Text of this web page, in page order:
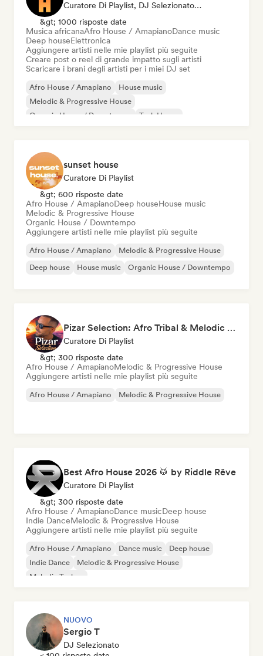
Curatore Di Playlist, DJ Selezionato, Social Media Influencer
&gt; 1000 risposte date
Musica africanaAfro House / AmapianoDance music
Deep houseElettronica
Aggiungere artisti nelle mie playlist più seguite
Creare post o reel di grande impatto sugli artisti
Scaricare i brani degli artisti per i miei DJ set
Afro House / Amapiano
House music
Melodic & Progressive House
Organic House / Downtempo
Tech House
sunset house
Curatore Di Playlist
&gt; 600 risposte date
Afro House / AmapianoDeep houseHouse music
Melodic & Progressive House
Organic House / Downtempo
Aggiungere artisti nelle mie playlist più seguite
Afro House / Amapiano
Melodic & Progressive House
Deep house
House music Organic House / Downtempo
Pizar Selection: Afro Tribal & Melodic House
Curatore Di Playlist
&gt; 300 risposte date
Afro House / AmapianoMelodic & Progressive House
Aggiungere artisti nelle mie playlist più seguite
Afro House / Amapiano Melodic & Progressive House
Best Afro House 2026 🥁 by Riddle Rêve
Curatore Di Playlist
&gt; 300 risposte date
Afro House / AmapianoDance musicDeep house
Indie DanceMelodic & Progressive House
Aggiungere artisti nelle mie playlist più seguite
Afro House / Amapiano Dance music
Deep house
Indie Dance
Melodic & Progressive House
Melodic Techno
NUOVO
Sergio T
DJ Selezionato